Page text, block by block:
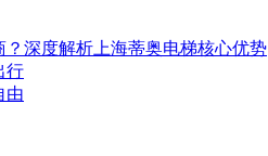
深度解析上海蒂奥电梯核心优势
行
由